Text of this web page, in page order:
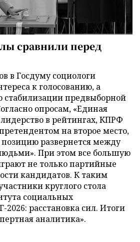
сравнили перед
в Госдуму социологи
к голосованию, а
стабилизации предвыборной
опросам, «Единая
лидерство в рейтингах, КПРФ
на второе место,
позицию развернется между
При этом все большую
не только партийные
кандидатов. К таким
круглого стола
социальных
2026: расстановка сил. Итоги
аналитика».